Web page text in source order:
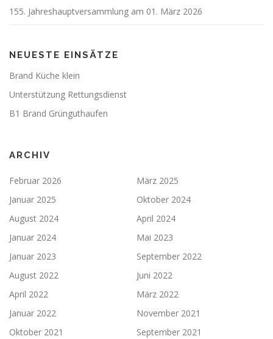
155. Jahreshauptversammlung am 01. März 2026
NEUESTE EINSÄTZE
Brand Küche klein
Unterstützung Rettungsdienst
B1 Brand Grünguthaufen
ARCHIV
Februar 2026
März 2025
Januar 2025
Oktober 2024
August 2024
April 2024
Januar 2024
Mai 2023
Januar 2023
September 2022
August 2022
Juni 2022
April 2022
März 2022
Januar 2022
November 2021
Oktober 2021
September 2021